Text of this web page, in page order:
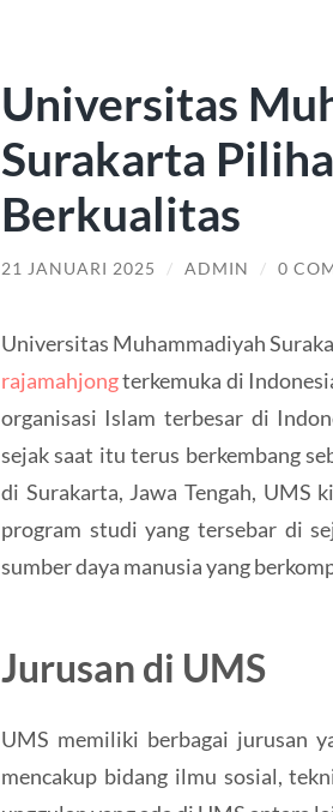
Universitas
Surakarta
Berkualitas
21 JANUARI 2025 / ADMIN / 0
Universitas Muhammadiyah
rajamahjongterkemuka di
organisasi Islam terbesar di
sejak saat itu terus berkembang
di Surakarta, Jawa Tengah, UMS
program studi yang tersebar di
sumber daya manusia yang
Jurusan di UMS
UMS memiliki berbagai jurusan
mencakup bidang ilmu sosial,